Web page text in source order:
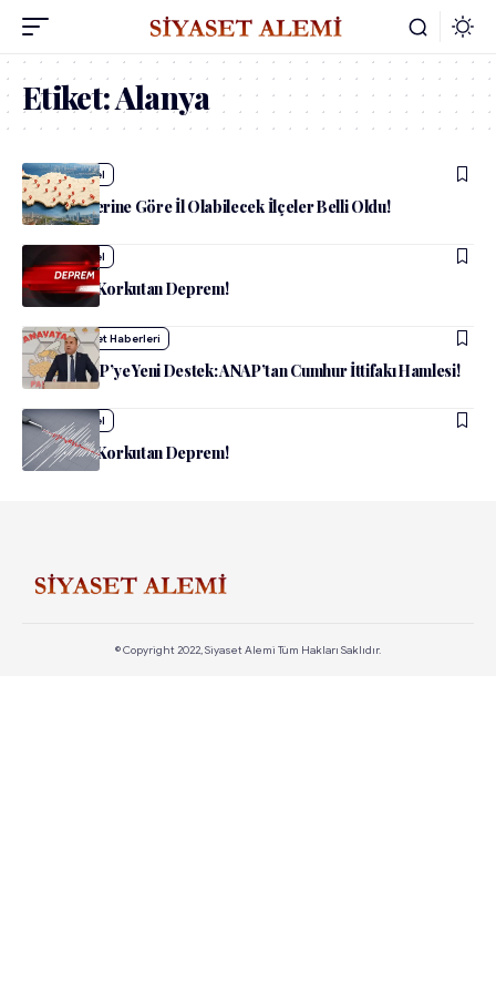
Etiket:Alanya
admin Güncel
TÜİK Verilerine Göre İl Olabilecek İlçeler Belli Oldu!
Güncel
Alanya’da Korkutan Deprem!
admin Siyaset Haberleri
MHP ve AKP’ye Yeni Destek: ANAP’tan Cumhur İttifakı Hamlesi!
admin Güncel
Alanya’da Korkutan Deprem!
© Copyright 2022, Siyaset Alemi Tüm Hakları Saklıdır.